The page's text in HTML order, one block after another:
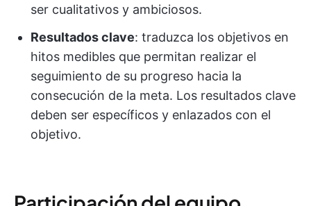
ser cualitativos y ambiciosos.
Resultados clave: traduzca los objetivos en
hitos medibles que permitan realizar el
seguimiento de su progreso hacia la
consecución de la meta. Los resultados clave
deben ser específicos y enlazados con el
objetivo.